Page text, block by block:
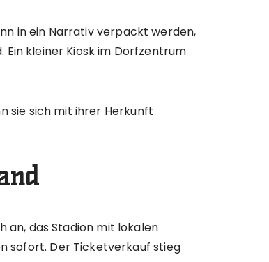
in ein Narrativ verpackt werden,
kleiner Kiosk im Dorfzentrum
sie sich mit ihrer Herkunft
an, das Stadion mit lokalen
sofort. Der Ticketverkauf stieg